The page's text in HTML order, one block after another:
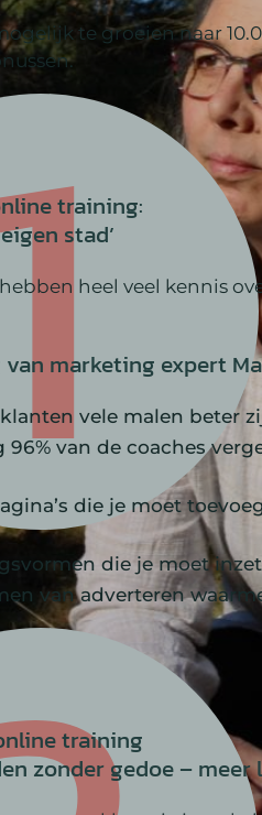
te groeien naar
training:
stad’
heel veel kennis
marketing expert
vele malen beter
van de coaches
die je moet
die je moet
van adverteren
training
zonder gedoe –